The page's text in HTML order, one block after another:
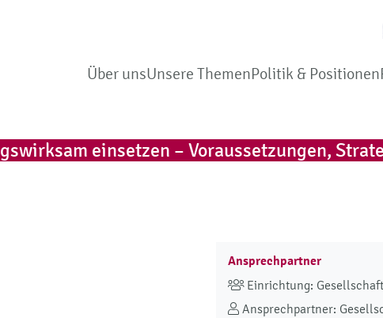
Über unsUnsere ThemenPolitik & Positionen
einsetzen – Voraussetzungen,
Ansprechpartner
Einrichtung:
Ansprechpartner: